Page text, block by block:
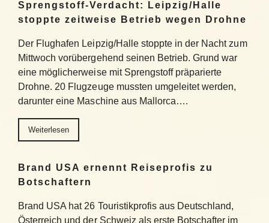
Sprengstoff-Verdacht: Leipzig/Halle
stoppte zeitweise Betrieb wegen Drohne
Der Flughafen Leipzig/Halle stoppte in der Nacht zum
Mittwoch vorübergehend seinen Betrieb. Grund war
eine möglicherweise mit Sprengstoff präparierte
Drohne. 20 Flugzeuge mussten umgeleitet werden,
darunter eine Maschine aus Mallorca….
Weiterlesen
Brand USA ernennt Reiseprofis zu
Botschaftern
Brand USA hat 26 Touristikprofis aus Deutschland,
Österreich und der Schweiz als erste Botschafter im